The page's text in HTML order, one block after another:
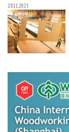
28.11.2025